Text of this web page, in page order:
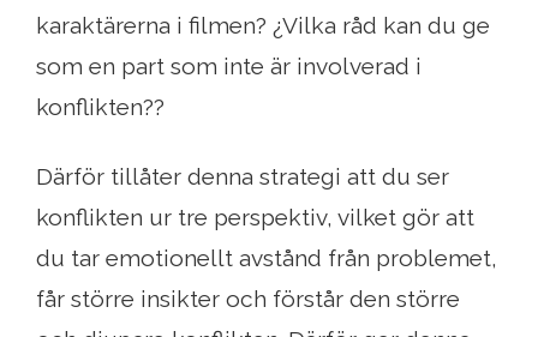
karaktärerna i filmen? ¿Vilka råd kan du ge
som en part som inte är involverad i
konflikten??
Därför tillåter denna strategi att du ser
konflikten ur tre perspektiv, vilket gör att
du tar emotionellt avstånd från problemet,
får större insikter och förstår den större